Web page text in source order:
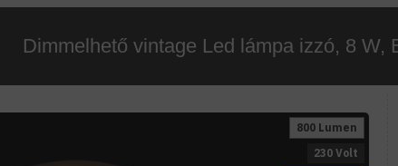
Dimmelhető vintage Led lámpa izzó, 8
800 Lumen
230 Volt